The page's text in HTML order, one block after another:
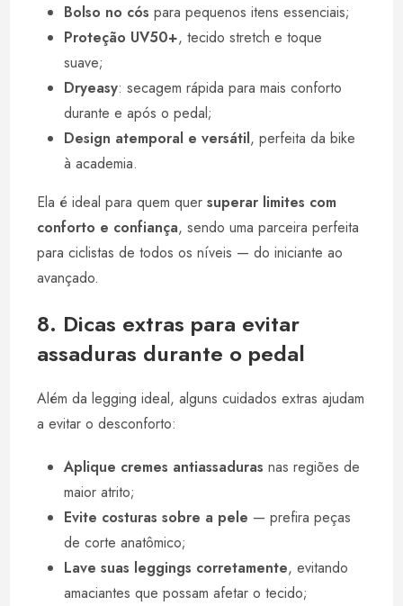
Bolso no cós para pequenos itens essenciais;
Proteção UV50+, tecido stretch e toque
suave;
Dryeasy: secagem rápida para mais conforto
durante e após o pedal;
Design atemporal e versátil, perfeita da bike
à academia.
Ela é ideal para quem quersuperar limites com
conforto e confiança, sendo uma parceira perfeita
para ciclistas de todos os níveis — do iniciante ao
avançado.
8. Dicas extras para evitar
assaduras durante o pedal
Além da legging ideal, alguns cuidados extras ajudam
a evitar o desconforto:
Aplique cremes antiassaduras nas regiões de
maior atrito;
Evite costuras sobre a pele — prefira peças
de corte anatômico;
Lave suas leggings corretamente, evitando
amaciantes que possam afetar o tecido;